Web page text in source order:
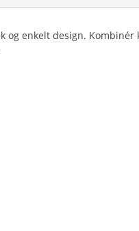
og enkelt design. Kombinér